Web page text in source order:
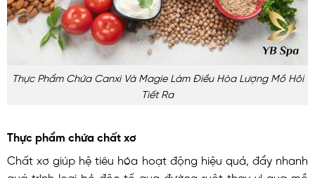
Thực Phẩm Chứa Canxi Và Magie Làm Điều Hòa Lượng Mồ Hôi
Tiết Ra
Thực phẩm chứa chất xơ
Chất xơ giúp hệ tiêu hóa hoạt động hiệu quả, đẩy nhanh